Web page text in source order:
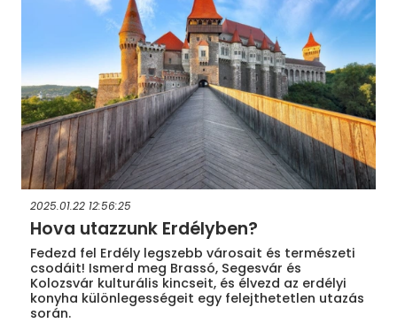
2025.01.22 12:56:25
Hova utazzunk Erdélyben?
Fedezd fel Erdély legszebb városait és természeti
csodáit! Ismerd meg Brassó, Segesvár és
Kolozsvár kulturális kincseit, és élvezd az erdélyi
konyha különlegességeit egy felejthetetlen utazás
során.